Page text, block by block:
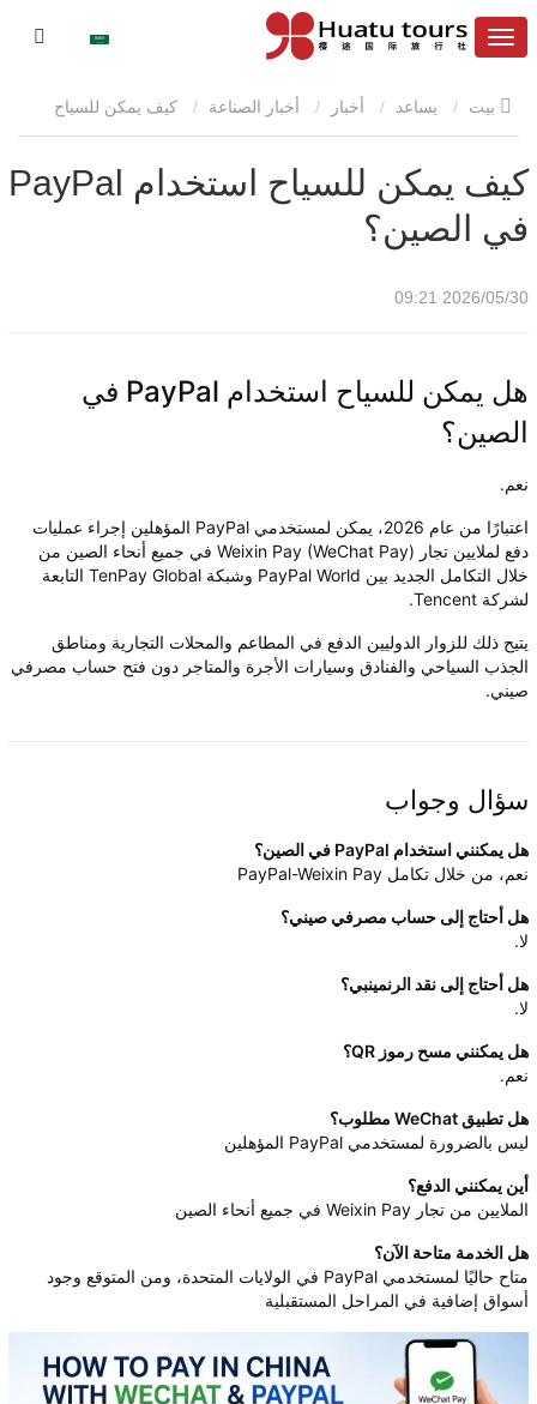
يساعد أخبار أخبار الصناعة كيف يمكن للسياح
كيف يمكن للسياح استخدام PayPal
في الصين؟
2026/05/30 09:21
هل يمكن للسياح استخدام PayPal في
الصين؟
نعم.
اعتبارًا من عام 2026، يمكن لمستخدمي PayPal المؤهلين إجراء عمليات
دفع لملايين تجار Weixin Pay (WeChat Pay) في جميع أنحاء الصين من
خلال التكامل الجديد بين PayPal World وشبكة TenPay Global التابعة
لشركة Tencent.
يتيح ذلك للزوار الدوليين الدفع في المطاعم والمحلات التجارية ومناطق
الجذب السياحي والفنادق وسيارات الأجرة والمتاجر دون فتح حساب مصرفي
صيني.
سؤال وجواب
هل يمكنني استخدام PayPal في الصين؟
نعم، من خلال تكامل PayPal-Weixin Pay
هل أحتاج إلى حساب مصرفي صيني؟
لا.
هل أحتاج إلى نقد الرنمينبي؟
لا.
هل يمكنني مسح رموز QR؟
نعم.
هل تطبيق WeChat مطلوب؟
ليس بالضرورة لمستخدمي PayPal المؤهلين
أين يمكنني الدفع؟
الملايين من تجار Weixin Pay في جميع أنحاء الصين
هل الخدمة متاحة الآن؟
متاح حاليًا لمستخدمي PayPal في الولايات المتحدة، ومن المتوقع وجود
أسواق إضافية في المراحل المستقبلية